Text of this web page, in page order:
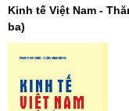
Kinh tế Việt Nam -
ba)